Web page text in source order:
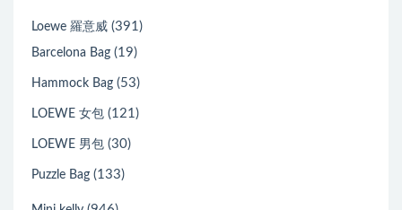
Loewe 羅意威 (391)
Barcelona Bag (19)
Hammock Bag (53)
LOEWE 女包 (121)
LOEWE 男包 (30)
Puzzle Bag (133)